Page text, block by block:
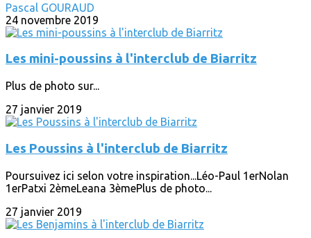
Pascal GOURAUD
24 novembre 2019
Les mini-poussins à l'interclub de Biarritz
Plus de photo sur...
27 janvier 2019
Les Poussins à l'interclub de Biarritz
Poursuivez ici selon votre inspiration...Léo-Paul 1erNolan
1erPatxi 2èmeLeana 3èmePlus de photo...
27 janvier 2019